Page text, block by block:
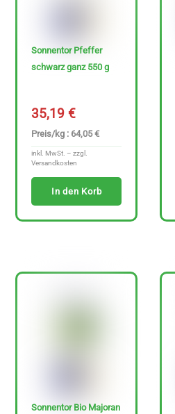
Sonnentor Pfeffer
schwarz ganz 550 g
35,19€
Preis/kg : 64,05 €
inkl. MwSt. – zzgl.
Versandkosten
In den Korb
Sonnentor Bio Majoran